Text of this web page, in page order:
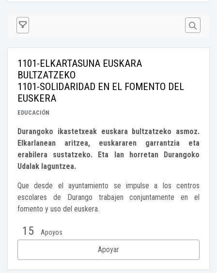
1101-ELKARTASUNA EUSKARA
BULTZATZEKO
1101-SOLIDARIDAD EN EL FOMENTO DEL
EUSKERA
EDUCACIÓN
Durangoko ikastetxeak euskara bultzatzeko asmoz.
Elkarlanean aritzea, euskararen garrantzia eta
erabilera sustatzeko. Eta lan horretan Durangoko
Udalak laguntzea.
Que desde el ayuntamiento se impulse a los centros
escolares de Durango trabajen conjuntamente en el
fomento y uso del euskera.
15 Apoyos
Apoyar